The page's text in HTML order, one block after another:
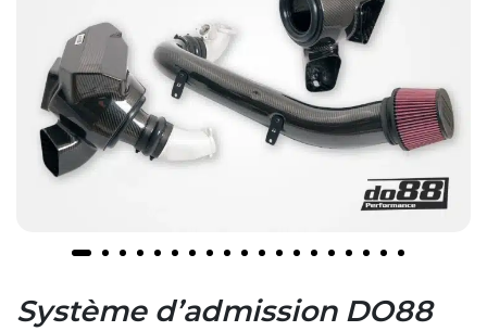
Système d’admission DO88